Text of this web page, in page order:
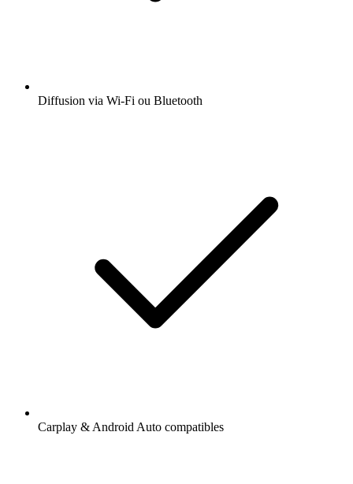
Diffusion via Wi-Fi ou Bluetooth
Carplay & Android Auto compatibles